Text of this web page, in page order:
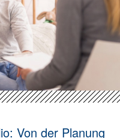
Von der Planung